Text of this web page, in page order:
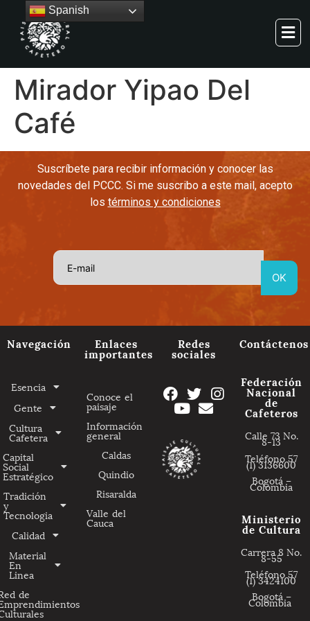
Mirador Yipao Del
Café
Suscríbete para recibir información y conocer las
novedades del PCCC. Si me suscribo a este mail, acepto
los términos y condiciones
Navegación
Esencia
Gente
Cultura
Cafetera
Capital
Social
Estratégico
Tradición
y
Tecnologia
Calidad
Material
En
Linea
de
Enlaces
importantes
Conoce el
paisaje
Información
general
Caldas
Quindio
Risaralda
Valle del
Cauca
Redes
sociales
Contáctenos
Federación
Nacional
de
Cafeteros
Calle 73 No.
8-13
Teléfono 57
(1) 3136600
Bogotá –
Colombia
Ministerio
de Cultura
Carrera 8 No.
8-55
Teléfono 57
(1) 3424100
Bogotá –
Colombia
Spanish